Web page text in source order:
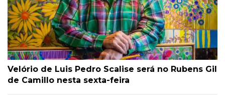
Velório de Luis Pedro Scalise será no Rubens Gil
de Camillo nesta sexta-feira